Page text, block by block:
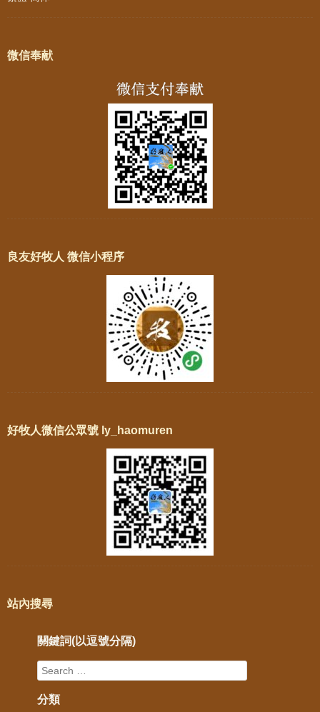
微信奉献
良友好牧人 微信小程序
好牧人微信公眾號 ly_haomuren
站內搜尋
關鍵詞(以逗號分隔)
分類